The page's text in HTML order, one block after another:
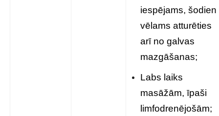
iespējams, šodien
vēlams atturēties
arī no galvas
mazgāšanas;
Labs laiks
masāžām, īpaši
limfodrenējošām;